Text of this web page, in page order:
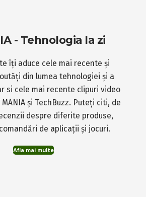
- Tehnologia la zi
îți aduce cele mai recente și
din lumea tehnologiei și a
si cele mai recente clipuri video
și TechBuzz. Puteți citi, de
despre diferite produse,
de aplicații și jocuri.
Afla mai multe